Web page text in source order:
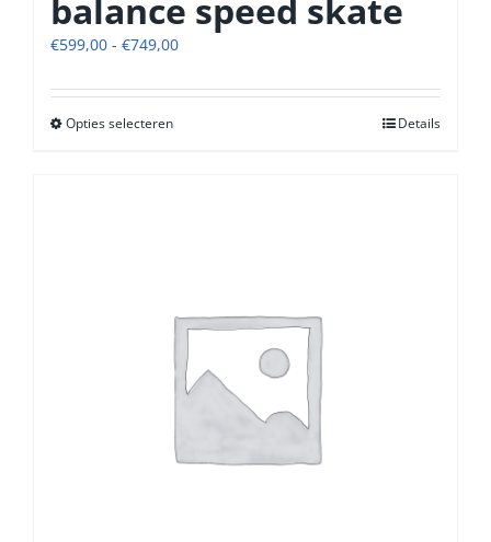
balance speed skate
€599,00 - €749,00Prijsklasse:
tot
Opties selecterenDit
gekozen
op
de
productpagina
Details